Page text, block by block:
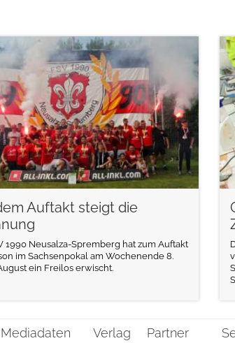
Auftakt steigt die
1990 Neusalza-Spremberg hat zum Auftakt
im Sachsenpokal am Wochenende 8.
ein Freilos erwischt.
weiterlesen
Mediadaten Verlag Partner